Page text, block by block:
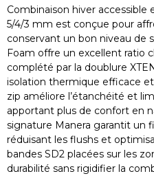
Combinaison hiver accessible
5/4/3 mm est conçue pour
conservant un bon niveau de
Foam offre un excellent ratio
complété par la doublure
isolation thermique efficace
zip améliore l’étanchéité et
apportant plus de confort en
signature Manera garantit un
réduisant les flushs et
bandes SD2 placées sur les
durabilité sans rigidifier la